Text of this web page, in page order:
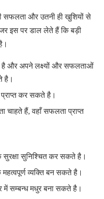
सफलता और उतनी ही खुशियों से
इस पर डाल लेते हैं कि बड़ी
है और अपने लक्ष्यों और सफलताओं
है।
प्राप्त कर सकते है।
चाहते हैं, वहाँ सफलता प्राप्त
सुनिश्चित कर सकते है।
व्यक्ति बन सकते है।
में सम्बन्ध मधुर बना सकते है।